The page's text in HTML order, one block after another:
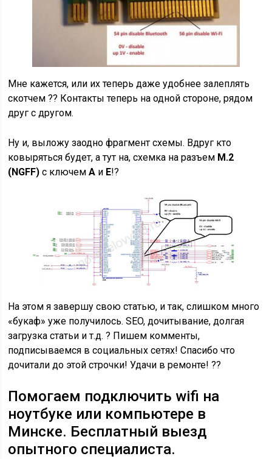
Мне кажется, или их теперь даже удобнее залеплять
скотчем ?? Контакты теперь на одной стороне, рядом
друг с другом.
Ну и, выложу заодно фрагмент схемы. Вдруг кто
ковыряться будет, а тут на, схемка на разъем M.2
(NGFF) с ключемA и E!?
На этом я завершу свою статью, и так, слишком много
«букаф» уже получилось. SEO, дочитывание, долгая
загрузка статьи и т.д. ? Пишем комменты,
подписываемся в социальных сетях! Спасибо что
дочитали до этой строчки! Удачи в ремонте! ??
Помогаем подключить wifi на
ноутбуке или компьютере в
Минске. Бесплатный выезд
опытного специалиста.